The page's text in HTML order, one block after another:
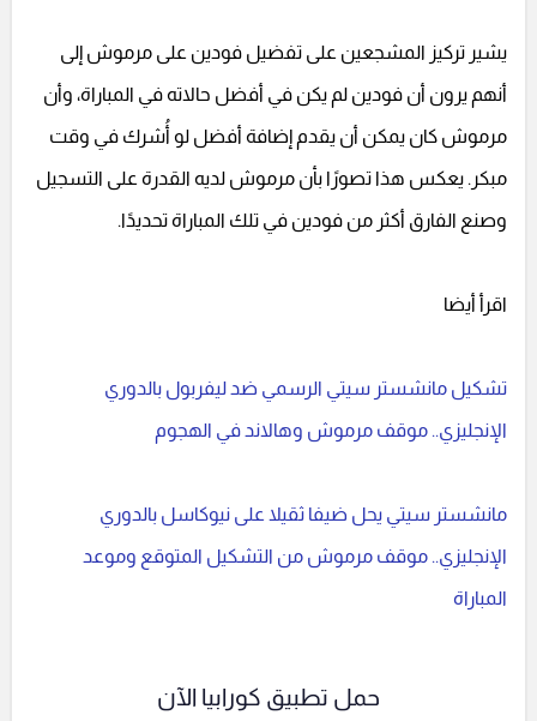
يشير تركيز المشجعين على تفضيل فودين على مرموش إلى
أنهم يرون أن فودين لم يكن في أفضل حالاته في المباراة، وأن
مرموش كان يمكن أن يقدم إضافة أفضل لو أُشرك في وقت
مبكر. يعكس هذا تصورًا بأن مرموش لديه القدرة على التسجيل
وصنع الفارق أكثر من فودين في تلك المباراة تحديدًا.
اقرأ أيضا
تشكيل مانشستر سيتي الرسمي ضد ليفربول بالدوري
الإنجليزي.. موقف مرموش وهالاند في الهجوم
مانشستر سيتي يحل ضيفا ثقيلا على نيوكاسل بالدوري
الإنجليزي.. موقف مرموش من التشكيل المتوقع وموعد
المباراة
حمل تطبيق كورابيا الآن